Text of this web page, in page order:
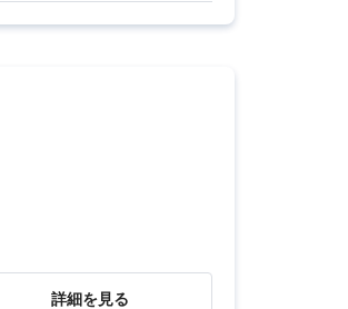
詳細を見る